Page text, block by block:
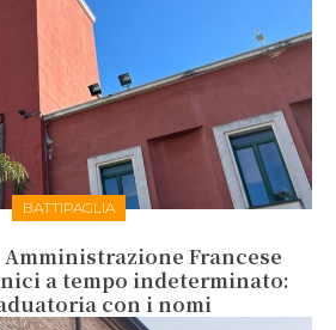
BATTIPAGLIA
Francese
a tempo indeterminato:
con i nomi